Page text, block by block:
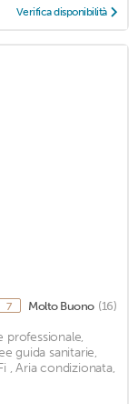
Verifica disponibilità
7 Molto Buono (16)
professionale,
guida sanitarie,
, Aria condizionata,